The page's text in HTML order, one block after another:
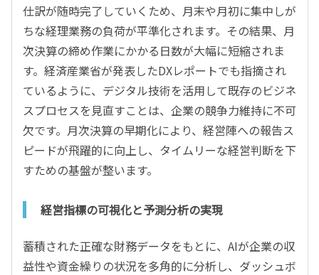
仕訳が随時完了していくため、月末や月初に集中しが
ちな経理業務の負荷が平準化されます。その結果、月
次決算の締め作業にかかる日数が大幅に短縮されま
す。経済産業省が発表したDXレポートでも指摘され
ているように、デジタル技術を活用して既存のビジネ
スプロセスを見直すことは、企業の競争力維持に不可
欠です。月次決算の早期化により、経営陣への報告ス
ピードが飛躍的に向上し、タイムリーな経営判断を下
すための基盤が整います。
経営指標の可視化と予測分析の実現
蓄積された正確な財務データをもとに、AIが企業の収
益性や資金繰りの状況を多角的に分析し、ダッシュボ